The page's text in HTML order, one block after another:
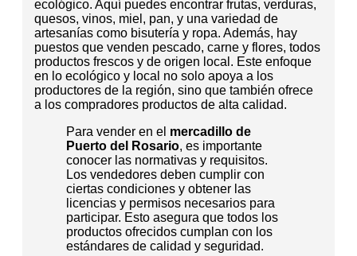
ecológico. Aquí puedes encontrar frutas, verduras,
quesos, vinos, miel, pan, y una variedad de
artesanías como bisutería y ropa. Además, hay
puestos que venden pescado, carne y flores, todos
productos frescos y de origen local. Este enfoque
en lo ecológico y local no solo apoya a los
productores de la región, sino que también ofrece
a los compradores productos de alta calidad.
Para vender en el mercadillo de
Puerto del Rosario, es importante
conocer las normativas y requisitos.
Los vendedores deben cumplir con
ciertas condiciones y obtener las
licencias y permisos necesarios para
participar. Esto asegura que todos los
productos ofrecidos cumplan con los
estándares de calidad y seguridad.